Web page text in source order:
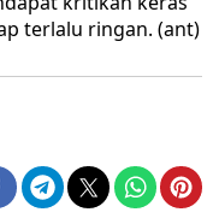
terlalu ringan. (ant)